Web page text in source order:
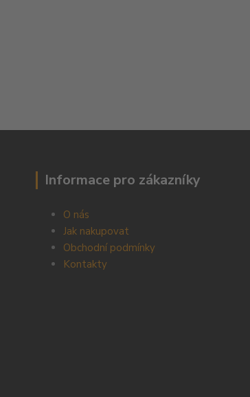
Informace pro zákazníky
O nás
Jak nakupovat
Obchodní podmínky
Kontakty